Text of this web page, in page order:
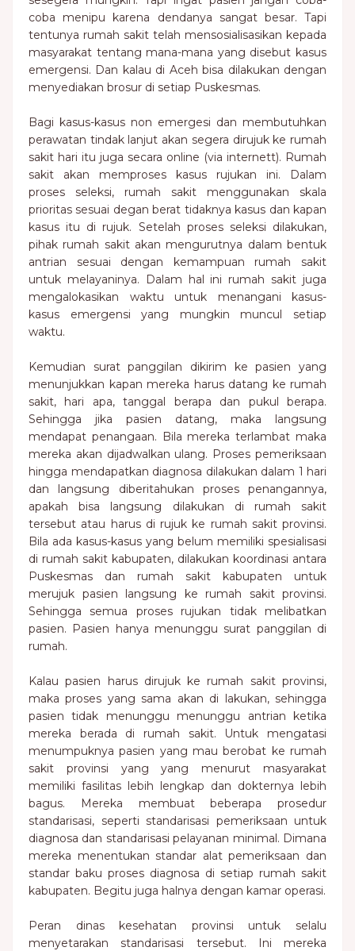
coba menipu karena dendanya sangat besar. Tapi
tentunya rumah sakit telah mensosialisasikan kepada
masyarakat tentang mana-mana yang disebut kasus
emergensi. Dan kalau di Aceh bisa dilakukan dengan
menyediakan brosur di setiap Puskesmas.
Bagi kasus-kasus non emergesi dan membutuhkan
perawatan tindak lanjut akan segera dirujuk ke rumah
sakit hari itu juga secara online (via internett). Rumah
sakit akan memproses kasus rujukan ini. Dalam
proses seleksi, rumah sakit menggunakan skala
prioritas sesuai degan berat tidaknya kasus dan kapan
kasus itu di rujuk. Setelah proses seleksi dilakukan,
pihak rumah sakit akan mengurutnya dalam bentuk
antrian sesuai dengan kemampuan rumah sakit
untuk melayaninya. Dalam hal ini rumah sakit juga
mengalokasikan waktu untuk menangani kasus-
kasus emergensi yang mungkin muncul setiap
waktu.
Kemudian surat panggilan dikirim ke pasien yang
menunjukkan kapan mereka harus datang ke rumah
sakit, hari apa, tanggal berapa dan pukul berapa.
Sehingga jika pasien datang, maka langsung
mendapat penangaan. Bila mereka terlambat maka
mereka akan dijadwalkan ulang. Proses pemeriksaan
hingga mendapatkan diagnosa dilakukan dalam 1 hari
dan langsung diberitahukan proses penangannya,
apakah bisa langsung dilakukan di rumah sakit
tersebut atau harus di rujuk ke rumah sakit provinsi.
Bila ada kasus-kasus yang belum memiliki spesialisasi
di rumah sakit kabupaten, dilakukan koordinasi antara
Puskesmas dan rumah sakit kabupaten untuk
merujuk pasien langsung ke rumah sakit provinsi.
Sehingga semua proses rujukan tidak melibatkan
pasien. Pasien hanya menunggu surat panggilan di
rumah.
Kalau pasien harus dirujuk ke rumah sakit provinsi,
maka proses yang sama akan di lakukan, sehingga
pasien tidak menunggu menunggu antrian ketika
mereka berada di rumah sakit. Untuk mengatasi
menumpuknya pasien yang mau berobat ke rumah
sakit provinsi yang yang menurut masyarakat
memiliki fasilitas lebih lengkap dan dokternya lebih
bagus. Mereka membuat beberapa prosedur
standarisasi, seperti standarisasi pemeriksaan untuk
diagnosa dan standarisasi pelayanan minimal. Dimana
mereka menentukan standar alat pemeriksaan dan
standar baku proses diagnosa di setiap rumah sakit
kabupaten. Begitu juga halnya dengan kamar operasi.
Peran dinas kesehatan provinsi untuk selalu
menyetarakan standarisasi tersebut. Ini mereka